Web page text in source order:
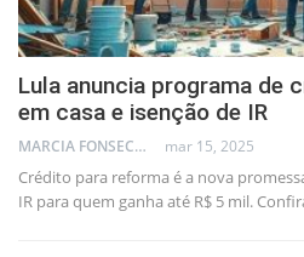
Lula anuncia programa de
em casa e isenção de IR
MARCIA FONSECA - FINANCIAL CONSULTANT mar 15, 2025
Crédito para reforma é a nova
IR para quem ganha até R$ 5 mil.